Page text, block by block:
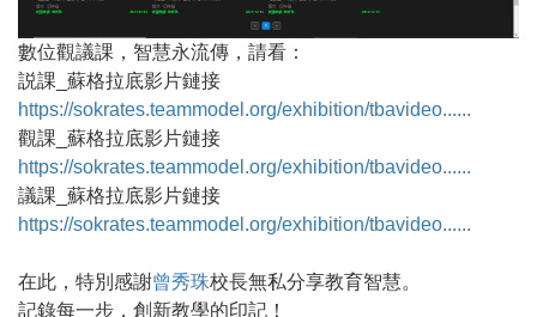
數位觀議課，智慧永流傳，請看：
説課_蘇格拉底影片鏈接
https://sokrates.teammodel.org/exhibition/tbavideo......
觀課_蘇格拉底影片鏈接
https://sokrates.teammodel.org/exhibition/tbavideo......
議課_蘇格拉底影片鏈接
https://sokrates.teammodel.org/exhibition/tbavideo......
在此，特別感謝曾秀珠校長無私分享教育智慧。
記錄每一步，創新教學的印記！